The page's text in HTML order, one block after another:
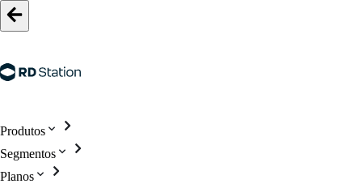
Produtos
Segmentos
Planos